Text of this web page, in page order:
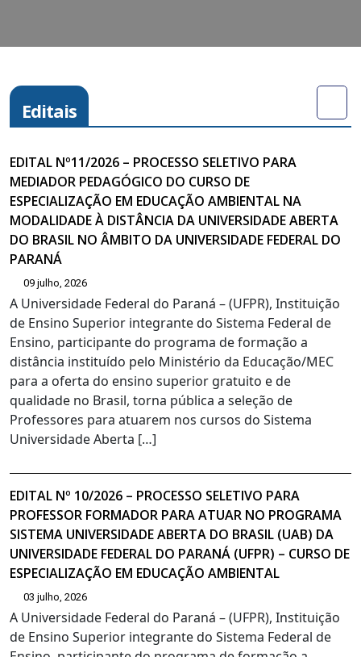
Editais
EDITAL Nº11/2026 – PROCESSO SELETIVO PARA
MEDIADOR PEDAGÓGICO DO CURSO DE
ESPECIALIZAÇÃO EM EDUCAÇÃO AMBIENTAL NA
MODALIDADE À DISTÂNCIA DA UNIVERSIDADE ABERTA
DO BRASIL NO ÂMBITO DA UNIVERSIDADE FEDERAL DO
PARANÁ
09 julho, 2026
A Universidade Federal do Paraná – (UFPR), Instituição
de Ensino Superior integrante do Sistema Federal de
Ensino, participante do programa de formação a
distância instituído pelo Ministério da Educação/MEC
para a oferta do ensino superior gratuito e de
qualidade no Brasil, torna pública a seleção de
Professores para atuarem nos cursos do Sistema
Universidade Aberta […]
EDITAL Nº 10/2026 – PROCESSO SELETIVO PARA
PROFESSOR FORMADOR PARA ATUAR NO PROGRAMA
SISTEMA UNIVERSIDADE ABERTA DO BRASIL (UAB) DA
UNIVERSIDADE FEDERAL DO PARANÁ (UFPR) – CURSO DE
ESPECIALIZAÇÃO EM EDUCAÇÃO AMBIENTAL
03 julho, 2026
A Universidade Federal do Paraná – (UFPR), Instituição
de Ensino Superior integrante do Sistema Federal de